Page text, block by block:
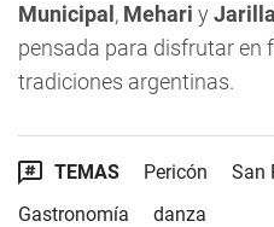
Municipal , Mehari y
pensada para disfrutar en
tradiciones argentinas.
TEMAS Pericón San
Gastronomía
danza